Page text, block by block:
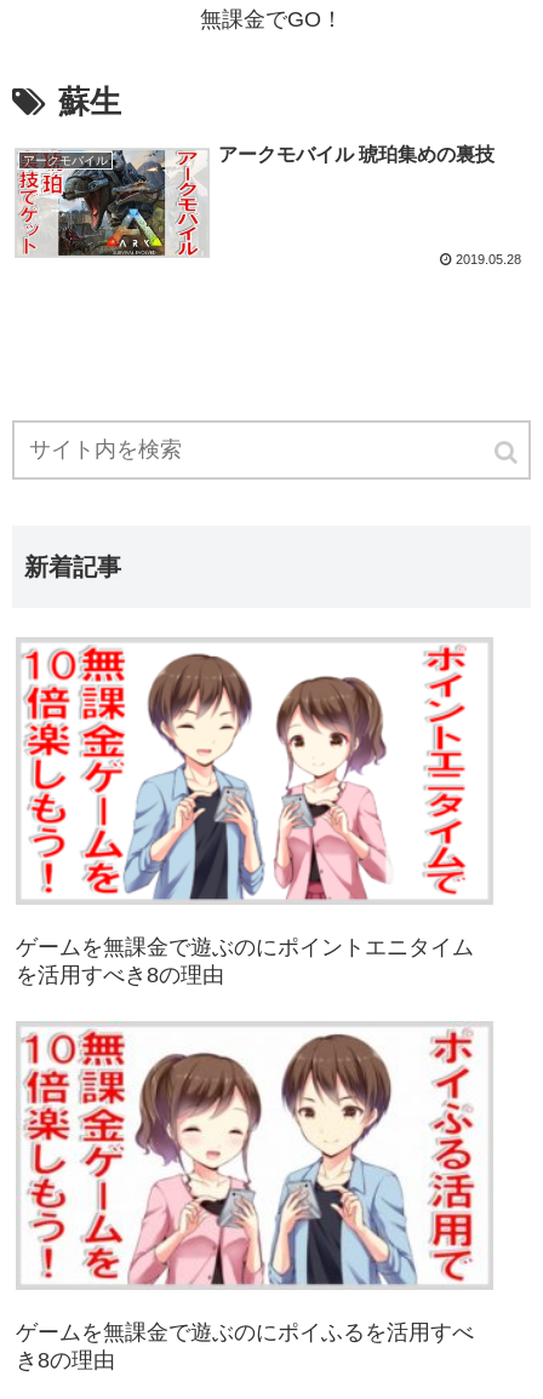
無課金でGO！
蘇生
アークモバイル アークモバイル 琥珀集めの裏技
2019.05.28
新着記事
ゲームを無課金で遊ぶのにポイントエニタイム
を活用すべき8の理由
ゲームを無課金で遊ぶのにポイふるを活用すべ
き8の理由